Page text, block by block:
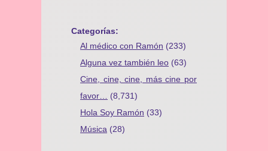
Categorías:
Al médico con Ramón (233)
Alguna vez también leo (63)
Cine, cine, cine, más cine por
favor…
(8,731)
Hola Soy Ramón (33)
Música (28)